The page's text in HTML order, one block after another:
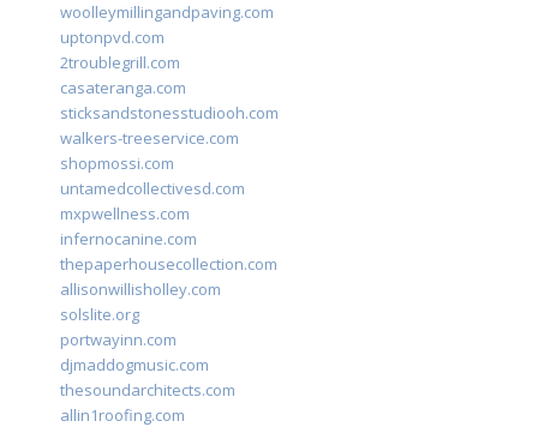
woolleymillingandpaving.com
uptonpvd.com
2troublegrill.com
casateranga.com
sticksandstonesstudiooh.com
walkers-treeservice.com
shopmossi.com
untamedcollectivesd.com
mxpwellness.com
infernocanine.com
thepaperhousecollection.com
allisonwillisholley.com
solslite.org
portwayinn.com
djmaddogmusic.com
thesoundarchitects.com
allin1roofing.com